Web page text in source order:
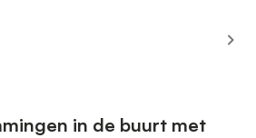
in de buurt met